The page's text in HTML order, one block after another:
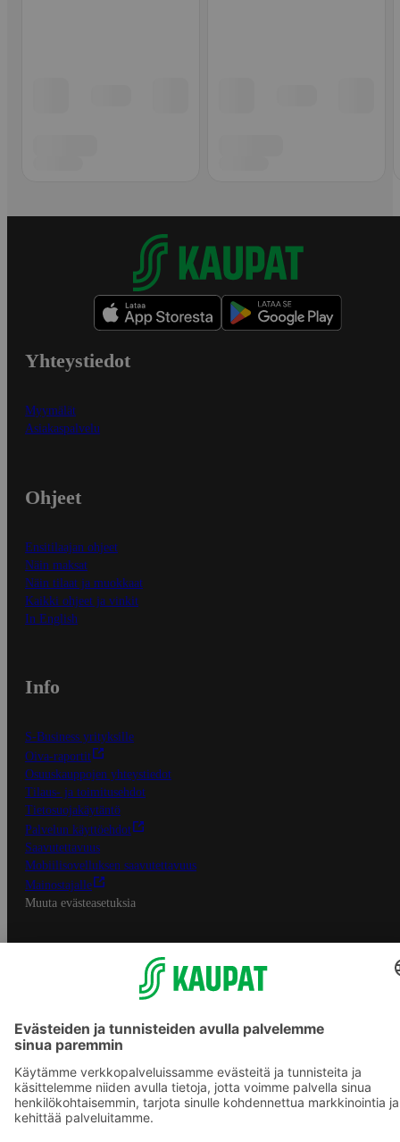
Yhteystiedot
Myymälät
Asiakaspalvelu
Ohjeet
Ensitilaajan ohjeet
Näin maksat
Näin tilaat ja muokkaat
Kaikki ohjeet ja vinkit
In English
Info
S-Business yrityksille
Oiva-raportit
Osuuskauppojen yhteystiedot
Tilaus- ja toimitusehdot
Tietosuojakäytäntö
Palvelun käyttöehdot
Saavutettavuus
Mobiilisovelluksen saavutettavuus
Mainostajalle
Muuta evästeasetuksia
S-ryhmän palvelut
S-ryhmä
Asiakasomistajuus
S-ostoslista -sovellus
Prisma.fi
Sokos.fi